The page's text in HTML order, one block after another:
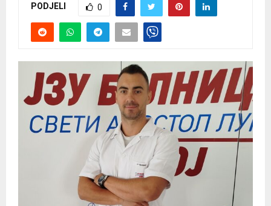
PODJELI 0